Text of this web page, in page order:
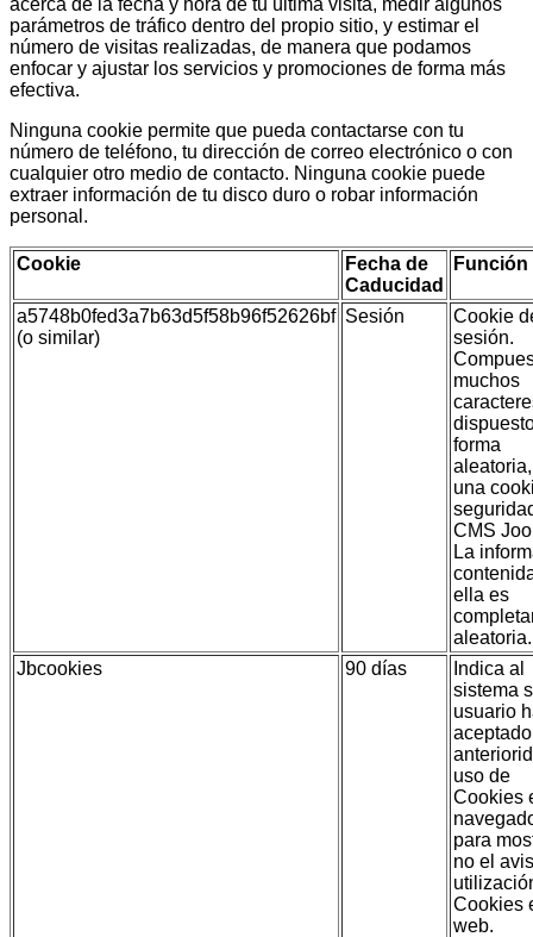
parámetros de tráfico dentro del propio sitio, y estimar el
número de visitas realizadas, de manera que podamos
enfocar y ajustar los servicios y promociones de forma más
efectiva.
Ninguna cookie permite que pueda contactarse con tu
número de teléfono, tu dirección de correo electrónico o con
cualquier otro medio de contacto. Ninguna cookie puede
extraer información de tu disco duro o robar información
personal.
Cookie
Fecha de
Caducidad
Función
a5748b0fed3a7b63d5f58b96f52626bf
(o similar)
Sesión
Cookie
sesión.
muchos
forma
una
CMS
La
ella es
aleatoria.
Jbcookies
90 días
Indica al
sistema
usuario
uso de
Cookies
para
no el
Cookies
web.